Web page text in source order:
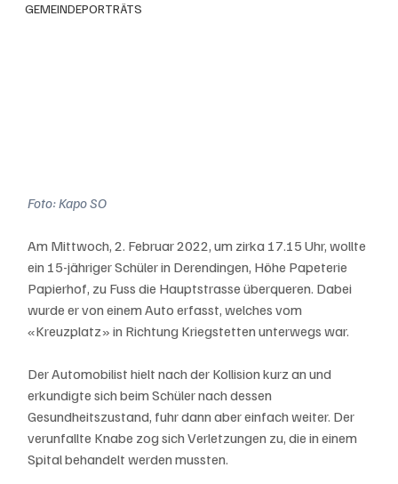
GEMEINDEPORTRÄTS
Foto: Kapo SO
Am Mittwoch, 2. Februar 2022, um zirka 17.15 Uhr, wollte
ein 15-jähriger Schüler in Derendingen, Höhe Papeterie
Papierhof, zu Fuss die Hauptstrasse überqueren. Dabei
wurde er von einem Auto erfasst, welches vom
«Kreuzplatz» in Richtung Kriegstetten unterwegs war.
Der Automobilist hielt nach der Kollision kurz an und
erkundigte sich beim Schüler nach dessen
Gesundheitszustand, fuhr dann aber einfach weiter. Der
verunfallte Knabe zog sich Verletzungen zu, die in einem
Spital behandelt werden mussten.